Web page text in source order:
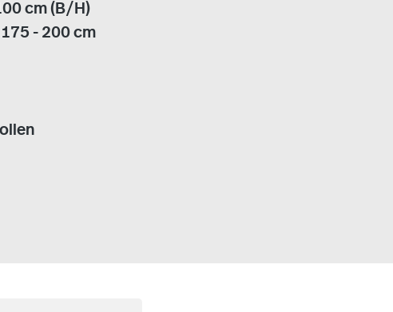
cm (B/H)
- 200 cm